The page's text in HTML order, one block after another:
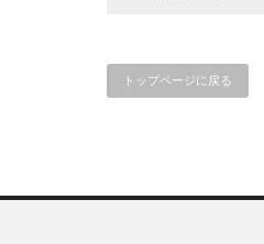
トップページに戻る